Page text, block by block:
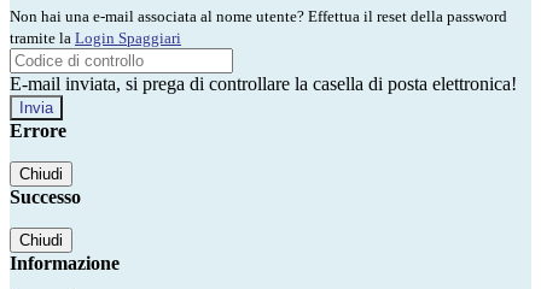
Non hai una e-mail associata al nome utente? Effettua il reset della password
tramite la Login Spaggiari
E-mail inviata, si prega di controllare la casella di posta elettronica!
Errore
Chiudi
Successo
Chiudi
Informazione